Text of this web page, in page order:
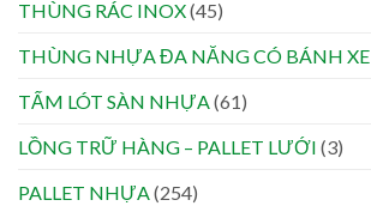
THÙNG RÁC INOX(45)
THÙNG NHỰA ĐA NĂNG CÓ BÁNH XE
TẤM LÓT SÀN NHỰA(61)
LỒNG TRỮ HÀNG – PALLET LƯỚI (3)
PALLET NHỰA(254)